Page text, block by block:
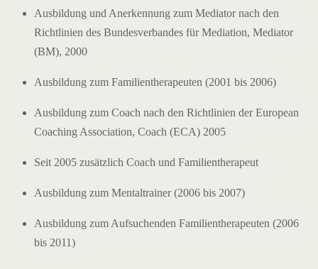
Ausbildung und Anerkennung zum Mediator nach den
Richtlinien des Bundesverbandes für Mediation, Mediator
(BM), 2000
Ausbildung zum Familientherapeuten (2001 bis 2006)
Ausbildung zum Coach nach den Richtlinien der European
Coaching Association, Coach (ECA) 2005
Seit 2005 zusätzlich Coach und Familientherapeut
Ausbildung zum Mentaltrainer (2006 bis 2007)
Ausbildung zum Aufsuchenden Familientherapeuten (2006
bis 2011)